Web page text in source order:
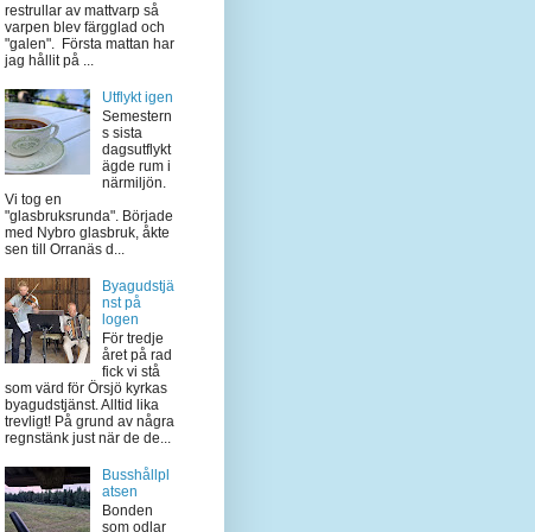
restrullar av mattvarp så
varpen blev färgglad och
"galen". Första mattan har
jag hållit på ...
Utflykt igen
Semestern
s sista
dagsutflykt
ägde rum i
närmiljön.
Vi tog en
"glasbruksrunda". Började
med Nybro glasbruk, åkte
sen till Orranäs d...
Byagudstjä
nst på
logen
För tredje
året på rad
fick vi stå
som värd för Örsjö kyrkas
byagudstjänst. Alltid lika
trevligt! På grund av några
regnstänk just när de de...
Busshållpl
atsen
Bonden
som odlar